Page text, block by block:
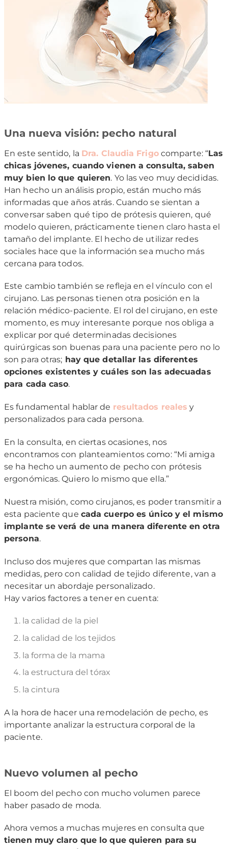
Una nueva visión: pecho natural
En este sentido, la Dra. Claudia Frigocomparte: “Las
chicas jóvenes, cuando vienen a consulta, saben
muy bien lo que quieren. Yo las veo muy decididas.
Han hecho un análisis propio, están mucho más
informadas que años atrás. Cuando se sientan a
conversar saben qué tipo de prótesis quieren, qué
modelo quieren, prácticamente tienen claro hasta el
tamaño del implante. El hecho de utilizar redes
sociales hace que la información sea mucho más
cercana para todos.
Este cambio también se refleja en el vínculo con el
cirujano. Las personas tienen otra posición en la
relación médico-paciente. El rol del cirujano, en este
momento, es muy interesante porque nos obliga a
explicar por qué determinadas decisiones
quirúrgicas son buenas para una paciente pero no lo
son para otras; hay que detallar las diferentes
opciones existentes y cuáles son las adecuadas
para cada caso.
Es fundamental hablar de resultados reales y
personalizados para cada persona.
En la consulta, en ciertas ocasiones, nos
encontramos con planteamientos como: “Mi amiga
se ha hecho un aumento de pecho con prótesis
ergonómicas. Quiero lo mismo que ella.”
Nuestra misión, como cirujanos, es poder transmitir a
esta paciente que cada cuerpo es único y el mismo
implante se verá de una manera diferente en otra
persona.
Incluso dos mujeres que compartan las mismas
medidas, pero con calidad de tejido diferente, van a
necesitar un abordaje personalizado.
Hay varios factores a tener en cuenta:
la calidad de la piel
la calidad de los tejidos
la forma de la mama
la estructura del tórax
la cintura
A la hora de hacer una remodelación de pecho, es
importante analizar la estructura corporal de la
paciente.
Nuevo volumen al pecho
El boom del pecho con mucho volumen parece
haber pasado de moda.
Ahora vemos a muchas mujeres en consulta que
tienen muy claro que lo que quieren para su